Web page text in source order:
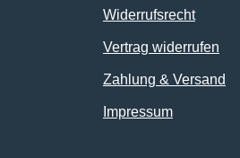
Widerrufsrecht
Vertrag widerrufen
Zahlung & Versand
Impressum